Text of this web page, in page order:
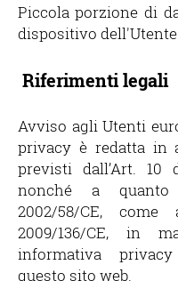
Piccola porzione di
dispositivo
Riferimenti legali
Avviso agli Utenti
privacy è redatta in
previsti dall’Art. 10
nonché a
2002/58/CE,
2009/136/CE, in
informativa
questo sito web.